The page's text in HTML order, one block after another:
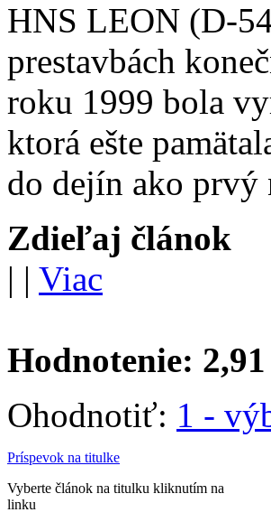
HNS LEON (D-
prestavbách
roku 1999 bola
ktorá ešte
do dejín ako
Zdieľaj článok
| | Viac
Hodnotenie: 2,91
Ohodnotiť: 1 -
Príspevok na titulke
Vyberte článok na titulku kliknutím na
linku